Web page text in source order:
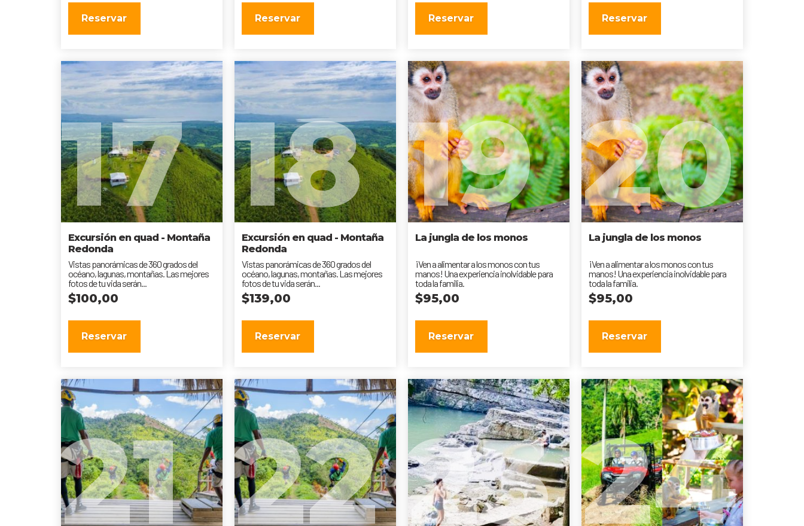
Reservar Reservar Reservar Reservar
17
Excursión en quad - Montaña
Redonda
Vistas panorámicas de 360 grados del
océano, lagunas, montañas. Las mejores
fotos de tu vida serán...
$100,00
Reservar
18
Excursión en quad - Montaña
Redonda
Vistas panorámicas de 360 grados del
océano, lagunas, montañas. Las mejores
fotos de tu vida serán...
$139,00
Reservar
19
La jungla de los monos
¡Ven a alimentar a los monos con tus
manos! Una experiencia inolvidable para
toda la familia.
$95,00
Reservar
20
La jungla de los monos
¡Ven a alimentar a los monos con tus
manos! Una experiencia inolvidable para
toda la familia.
$95,00
Reservar
21 22 23 24